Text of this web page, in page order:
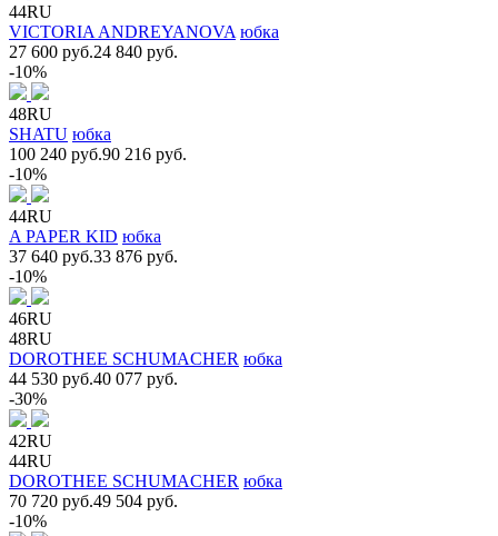
44RU
VICTORIA ANDREYANOVA юбка
27 600 руб.24 840 руб.
-10%
48RU
SHATU юбка
100 240 руб.90 216 руб.
-10%
44RU
A PAPER KID юбка
37 640 руб.33 876 руб.
-10%
46RU
48RU
DOROTHEE SCHUMACHER юбка
44 530 руб.40 077 руб.
-30%
42RU
44RU
DOROTHEE SCHUMACHER юбка
70 720 руб.49 504 руб.
-10%